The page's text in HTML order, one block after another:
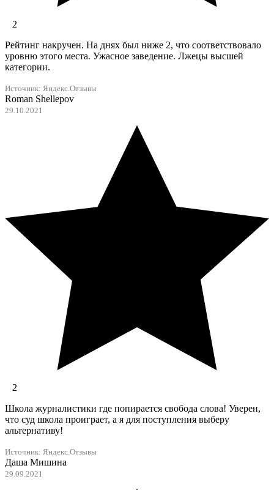
2
Рейтинг накручен. На днях был ниже 2, что соответствовало
уровню этого места. Ужасное заведение. Лжецы высшей
категории.
Источник: Яндекс.Отзывы
Roman Shellepov
29.10.2021
2
Школа журналистики где попирается свобода слова! Уверен,
что суд школа проиграет, а я для поступления выберу
альтернативу!
Источник: Яндекс.Отзывы
Даша Мишина
29.09.2021